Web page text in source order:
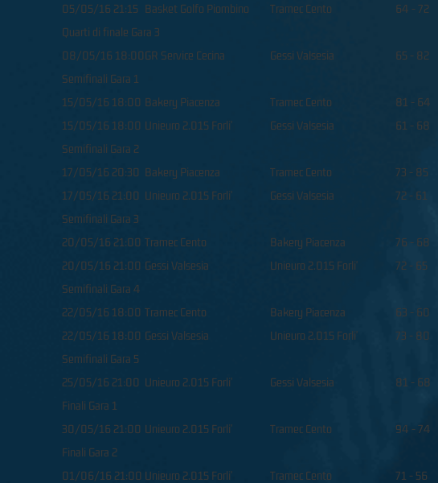
05/05/16 21:15 Basket Golfo Piombino Tramec Cento 64 - 72
Quarti di finale Gara 3
08/05/16 18:00GR Service Cecina Gessi Valsesia 65 - 82
Semifinali Gara 1
15/05/16 18:00 Bakery Piacenza Tramec Cento 81 - 64
15/05/16 18:00 Unieuro 2.015 Forli' Gessi Valsesia 61 - 68
Semifinali Gara 2
17/05/16 20:30 Bakery Piacenza Tramec Cento 73 - 85
17/05/16 21:00 Unieuro 2.015 Forli' Gessi Valsesia 72 - 61
Semifinali Gara 3
20/05/16 21:00 Tramec Cento Bakery Piacenza 76 - 68
20/05/16 21:00 Gessi Valsesia Unieuro 2.015 Forli' 72 - 65
Semifinali Gara 4
22/05/16 18:00 Tramec Cento Bakery Piacenza 63 - 60
22/05/16 18:00 Gessi Valsesia Unieuro 2.015 Forli' 73 - 80
Semifinali Gara 5
25/05/16 21:00 Unieuro 2.015 Forli' Gessi Valsesia 81 - 68
Finali Gara 1
30/05/16 21:00 Unieuro 2.015 Forli' Tramec Cento 94 - 74
Finali Gara 2
01/06/16 21:00 Unieuro 2.015 Forli' Tramec Cento 71 - 56